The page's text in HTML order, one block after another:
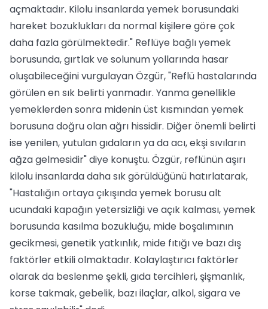
açmaktadır. Kilolu insanlarda yemek borusundaki
hareket bozuklukları da normal kişilere göre çok
daha fazla görülmektedir." Reflüye bağlı yemek
borusunda, gırtlak ve solunum yollarında hasar
oluşabileceğini vurgulayan Özgür, "Reflü hastalarında
görülen en sık belirti yanmadır. Yanma genellikle
yemeklerden sonra midenin üst kısmından yemek
borusuna doğru olan ağrı hissidir. Diğer önemli belirti
ise yenilen, yutulan gıdaların ya da acı, ekşi sıvıların
ağza gelmesidir" diye konuştu. Özgür, reflünün aşırı
kilolu insanlarda daha sık görüldüğünü hatırlatarak,
"Hastalığın ortaya çıkışında yemek borusu alt
ucundaki kapağın yetersizliği ve açık kalması, yemek
borusunda kasılma bozukluğu, mide boşalımının
gecikmesi, genetik yatkınlık, mide fıtığı ve bazı dış
faktörler etkili olmaktadır. Kolaylaştırıcı faktörler
olarak da beslenme şekli, gıda tercihleri, şişmanlık,
korse takmak, gebelik, bazı ilaçlar, alkol, sigara ve